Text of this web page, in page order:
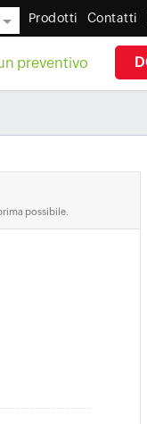
Prodotti Contatti
preventivo
possibile.